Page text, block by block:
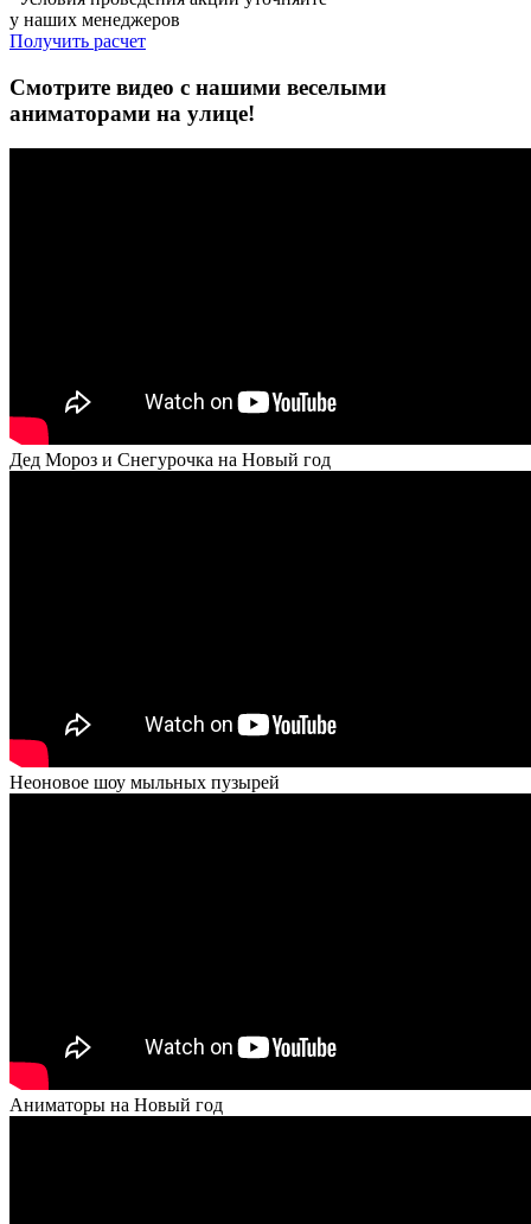
у наших менеджеров
Получить расчет
Смотрите видео с нашими веселыми
аниматорами на улице!
Дед Мороз и Снегурочка на Новый год
Неоновое шоу мыльных пузырей
Аниматоры на Новый год